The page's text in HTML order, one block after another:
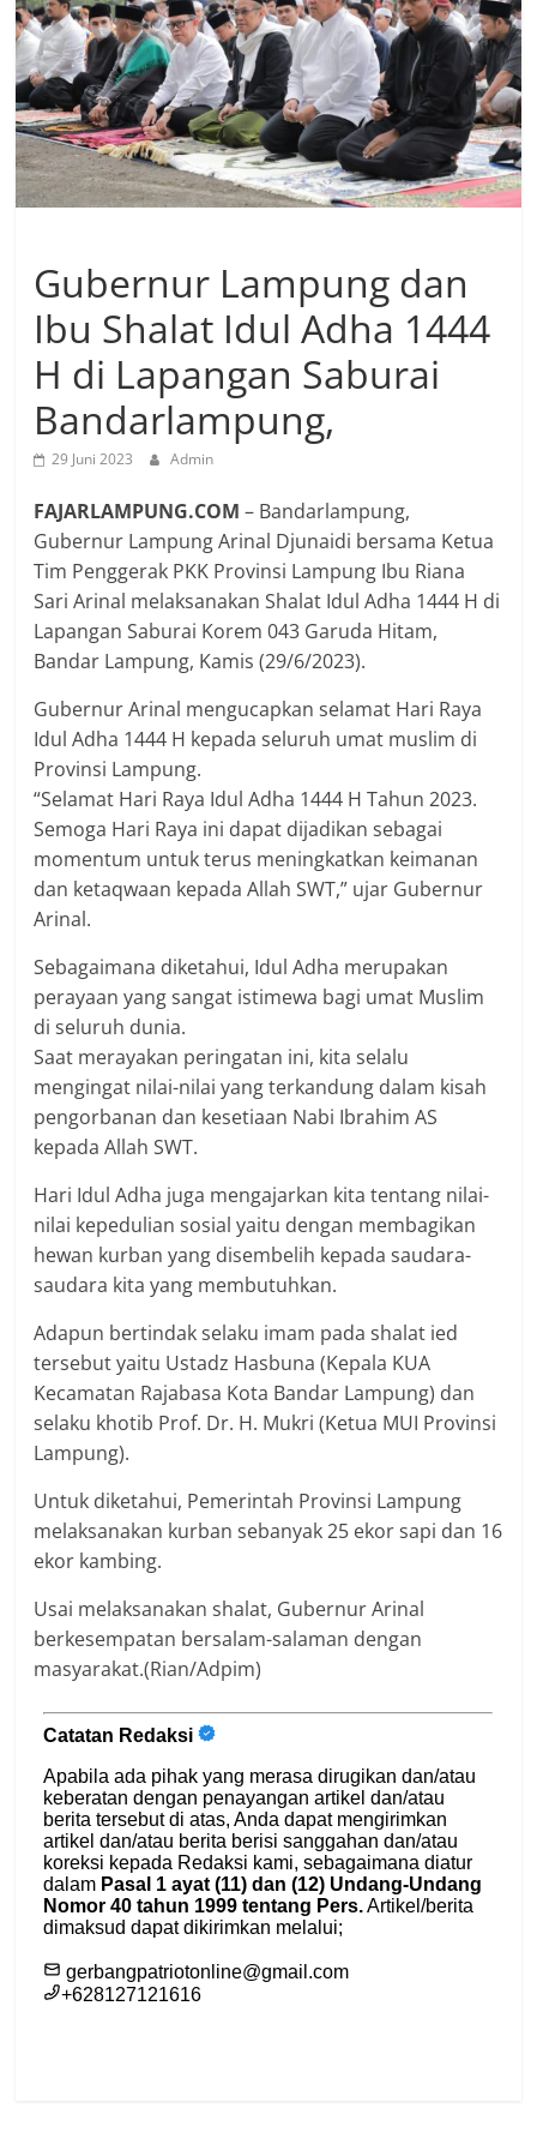
Gubernur Lampung dan
Ibu Shalat Idul Adha 1444
H di Lapangan Saburai
Bandarlampung,
29 Juni 2023 Admin
FAJARLAMPUNG.COM – Bandarlampung,
Gubernur Lampung Arinal Djunaidi bersama Ketua
Tim Penggerak PKK Provinsi Lampung Ibu Riana
Sari Arinal melaksanakan Shalat Idul Adha 1444 H di
Lapangan Saburai Korem 043 Garuda Hitam,
Bandar Lampung, Kamis (29/6/2023).
Gubernur Arinal mengucapkan selamat Hari Raya
Idul Adha 1444 H kepada seluruh umat muslim di
Provinsi Lampung.
“Selamat Hari Raya Idul Adha 1444 H Tahun 2023.
Semoga Hari Raya ini dapat dijadikan sebagai
momentum untuk terus meningkatkan keimanan
dan ketaqwaan kepada Allah SWT,” ujar Gubernur
Arinal.
Sebagaimana diketahui, Idul Adha merupakan
perayaan yang sangat istimewa bagi umat Muslim
di seluruh dunia.
Saat merayakan peringatan ini, kita selalu
mengingat nilai-nilai yang terkandung dalam kisah
pengorbanan dan kesetiaan Nabi Ibrahim AS
kepada Allah SWT.
Hari Idul Adha juga mengajarkan kita tentang nilai-
nilai kepedulian sosial yaitu dengan membagikan
hewan kurban yang disembelih kepada saudara-
saudara kita yang membutuhkan.
Adapun bertindak selaku imam pada shalat ied
tersebut yaitu Ustadz Hasbuna (Kepala KUA
Kecamatan Rajabasa Kota Bandar Lampung) dan
selaku khotib Prof. Dr. H. Mukri (Ketua MUI Provinsi
Lampung).
Untuk diketahui, Pemerintah Provinsi Lampung
melaksanakan kurban sebanyak 25 ekor sapi dan 16
ekor kambing.
Usai melaksanakan shalat, Gubernur Arinal
berkesempatan bersalam-salaman dengan
masyarakat.(Rian/Adpim)